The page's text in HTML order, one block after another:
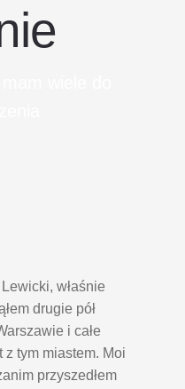
właśnie
drugie pół
i całe
tym miastem. Moi
przyszedłem